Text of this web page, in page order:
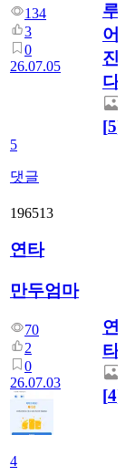
134
3
0
26.07.05
5
댓글
루
어
진
다.
[5]
196513
연타
만두엄마
70
2
0
26.07.03
4
연
타
[4]